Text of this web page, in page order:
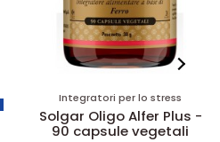
Integratori per lo stress
Solgar Oligo Alfer Plus -
90 capsule vegetali